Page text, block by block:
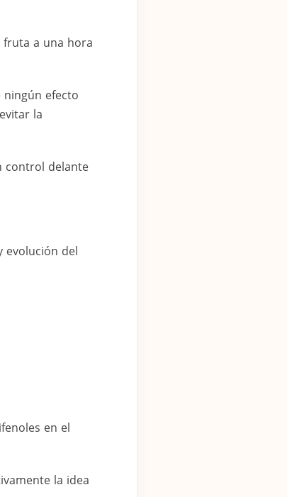
fruta a una hora
efecto
la
control delante
evolución del
en el
la idea